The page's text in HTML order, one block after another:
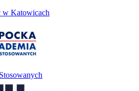
w Katowicach